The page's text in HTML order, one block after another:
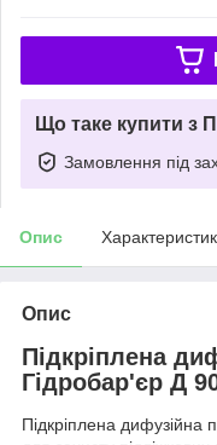
Що таке купити з
Замовлення під
Опис
Опис
Підкріплена
Гідробар'єр Д
Підкріплена дифузійна